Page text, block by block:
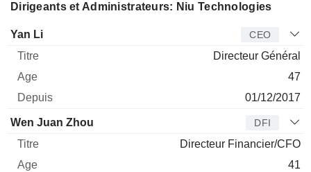
Dirigeants et Administrateurs: Niu Technologies
Dirigeant
Yan Li CEO
Directeur Général
47
01/12/2017
Wen Juan Zhou DFI
Directeur Financier/CFO
41